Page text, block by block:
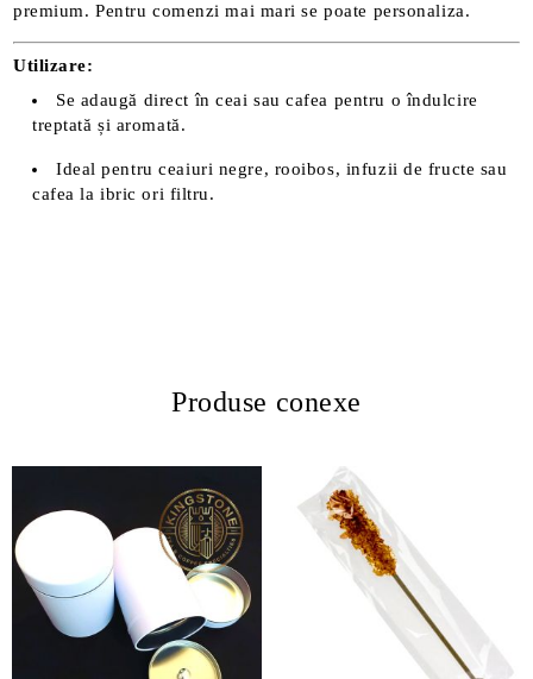
premium. Pentru comenzi mai mari se poate personaliza.
Utilizare:
Se adaugă direct în ceai sau cafea pentru o îndulcire
treptată și aromată.
Ideal pentru ceaiuri negre, rooibos, infuzii de fructe sau
cafea la ibric ori filtru.
Produse conexe